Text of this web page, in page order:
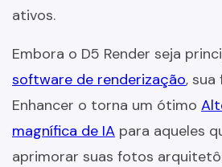
ativos.
Embora o D5 Render seja
software de renderização, sua
Enhancer o torna um ótimo
magnífica de IA para aqueles
aprimorar suas fotos